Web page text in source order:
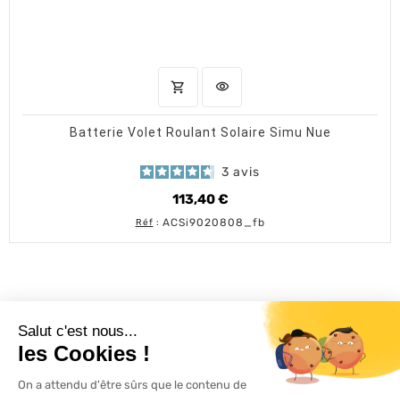
shopping_cart AJOUTER AU PANIER
visibility
Batterie Volet Roulant Solaire Simu Nue
3 avis
113,40 €
Prix
Réf : ACSi9020808_fb
L'ACTU 100% VOLET ROULANT
